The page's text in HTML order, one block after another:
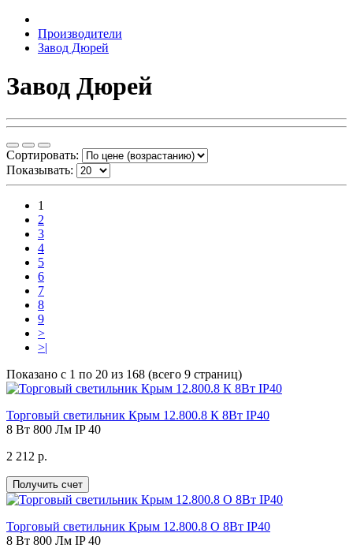
Производители
Завод Дюрей
Завод Дюрей
Сортировать:
Показывать:
1
2
3
4
5
6
7
8
9
>
>|
Показано с 1 по 20 из 168 (всего 9 страниц)
Торговый светильник Крым 12.800.8 К 8Вт IP40
8 Вт 800 Лм IP 40
2 212 р.
Получить счет
Торговый светильник Крым 12.800.8 О 8Вт IP40
8 Вт 800 Лм IP 40